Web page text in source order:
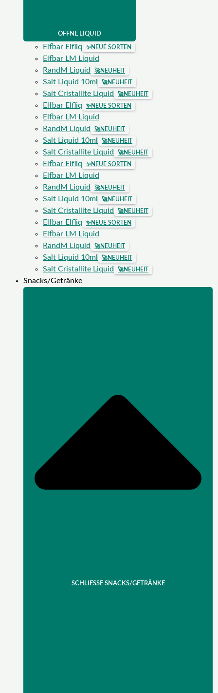
ÖFFNE LIQUID
Elfbar Elfliq ✨NEUE SORTEN
Elfbar LM Liquid
RandM Liquid
🚀NEUHEIT
Salt Liquid 10ml 🚀NEUHEIT
Salt Cristallite Liquid 🚀NEUHEIT
Elfbar Elfliq ✨NEUE SORTEN
Elfbar LM Liquid
RandM Liquid
🚀NEUHEIT
Salt Liquid 10ml 🚀NEUHEIT
Salt Cristallite Liquid 🚀NEUHEIT
Elfbar Elfliq ✨NEUE SORTEN
Elfbar LM Liquid
RandM Liquid
🚀NEUHEIT
Salt Liquid 10ml 🚀NEUHEIT
Salt Cristallite Liquid 🚀NEUHEIT
Elfbar Elfliq ✨NEUE SORTEN
Elfbar LM Liquid
RandM Liquid
🚀NEUHEIT
Salt Liquid 10ml 🚀NEUHEIT
Salt Cristallite Liquid 🚀NEUHEIT
Snacks/Getränke
SCHLIESSE SNACKS/GETRÄNKE